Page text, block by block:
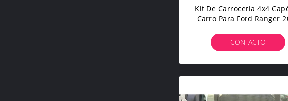
Kit De Carroceria 4x4
Carro Para Ford Ranger
CONTACTO